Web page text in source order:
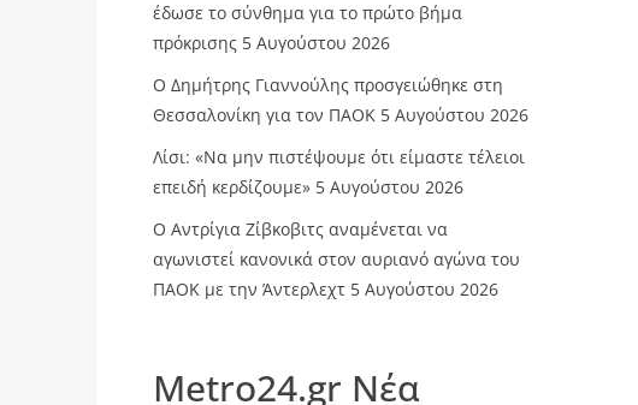
έδωσε το σύνθημα για το πρώτο βήμα
πρόκρισης 5 Αυγούστου 2026
Ο Δημήτρης Γιαννούλης προσγειώθηκε στη
Θεσσαλονίκη για τον ΠΑΟΚ 5 Αυγούστου 2026
Λίσι: «Να μην πιστέψουμε ότι είμαστε τέλειοι
επειδή κερδίζουμε» 5 Αυγούστου 2026
Ο Αντρίγια Ζίβκοβιτς αναμένεται να
αγωνιστεί κανονικά στον αυριανό αγώνα του
ΠΑΟΚ με την Άντερλεχτ 5 Αυγούστου 2026
Metro24.gr Νέα